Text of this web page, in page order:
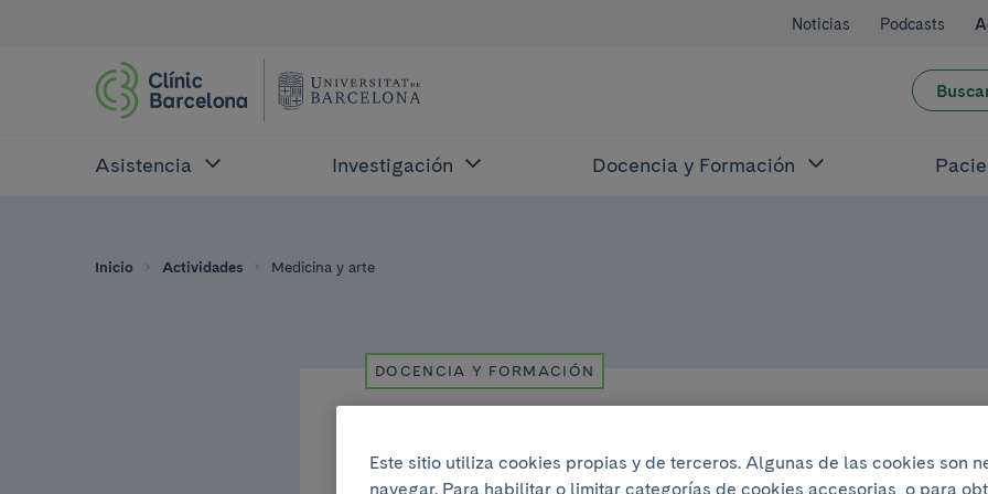
Noticias Podcasts
Asistencia Investigación Docencia y Formación
Inicio Actividades Medicina y arte
DOCENCIA Y FORMACIÓN
Este sitio utiliza cookies propias y de terceros. Algunas de las cookies son
navegar. Para habilitar o limitar categorías de cookies accesorias, o para